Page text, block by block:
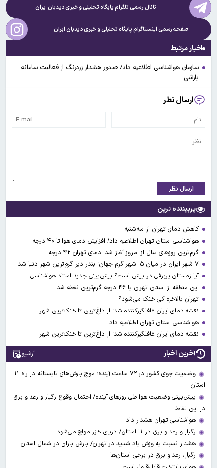
کانال رسمی تلگرام پایگاه تحلیلی و خبریدیدبان ایران
صفحه رسمی اینستاگرام پایگاه تحلیلی و خبریدیدبان ایران
اخبار مرتبط
سازمان هواشناسی اطلاعیه داد/ صدور هشدار زردرنگ از فعالیت سامانه
بارشی
ارسال نظر
ارسال نظر
پربیننده ترین
کاهش دمای تهران از سه‌شنبه
هواشناسی استان تهران اطلاعیه داد/ افزایش دمای هوا تا ۴۰ درجه
گرم‌ترین روزهای سال از امروز آغاز شد؛ دمای تهران ۴۲ درجه
آیا زمستان پربرفی در پیش است؟ پیش‌بینی جدید استاد هواشناسی
این منطقه از استان تهران با ۴۶ درجه گرم‌ترین نقطه شد
تهران بالاخره کی خنک می‌شود؟
نقشه دمای ایران غافلگیرکننده شد؛ از داغ‌ترین تا خنک‌ترین شهر
هواشناسی استان تهران اطلاعیه داد
نقشه دمای ایران غافلگیرکننده شد؛ از داغ‌ترین تا خنک‌ترین شهر
آخرین اخبار آرشیو
وضعیت جوی کشور در ۷۲ ساعت آینده؛ موج بارش‌های تابستانه در راه ۱۱
استان
پیش‌بینی وضعیت هوا طی روزهای آینده/ احتمال وقوع رگبار و رعد و برق
در این نقاط
هواشناسی تهران هشدار داد
رگبار و رعد و برق در ۱۱ استان‌/ دریای خزر مواج می‌شود
هشدار نسبت به وزش باد شدید در تهران/ بارش باران در شمال استان
رگبار، رعد و برق در برخی استان‌ها